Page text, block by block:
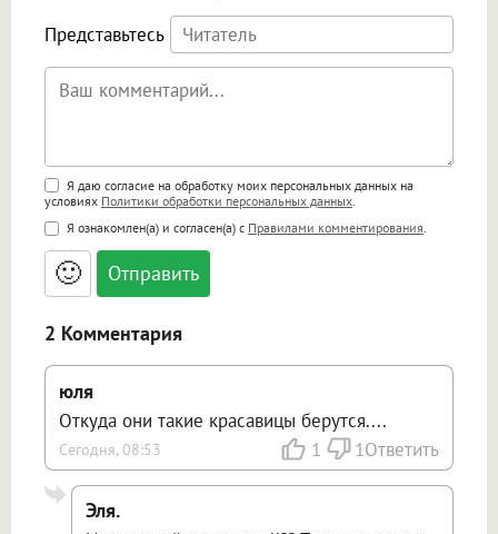
Представьтесь
Поддержка HTML
<b>, <strong>, <u>, <i>, <em>, <s>, <big>,
<small>, <sup>, <sub>, <pre>, <ul>, <ol>, <li>,
<blockquote>, <code> экранирует HTML,
адреса URL автоматически становятся
ссылками, и [img]адрес[/img] будет
Я даю согласие на обработку моих персональных данных на
условиях Политики обработки персональных данных.
Я ознакомлен(а) и согласен(а) с Правилами комментирования.
🙂
2 Комментария
юля
Откуда они такие красавицы берутся....
Сегодня, 08:53 1 1Ответить
Эля.